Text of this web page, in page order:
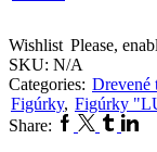
Wishlist Please,
SKU: N/A
Categories: Drevené
Figúrky, Figúrky
Share: Facebook
Twitter
Tumblr